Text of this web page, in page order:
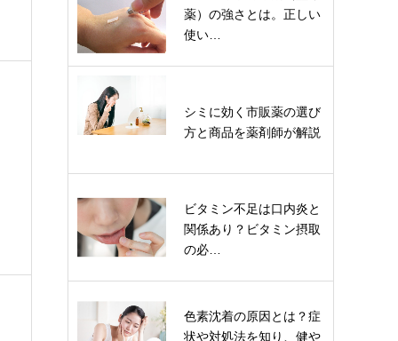
薬）の強さとは。正しい
使い…
シミに効く市販薬の選び
方と商品を薬剤師が解説
ビタミン不足は口内炎と
関係あり？ビタミン摂取
の必…
色素沈着の原因とは？症
状や対処法を知り、健や